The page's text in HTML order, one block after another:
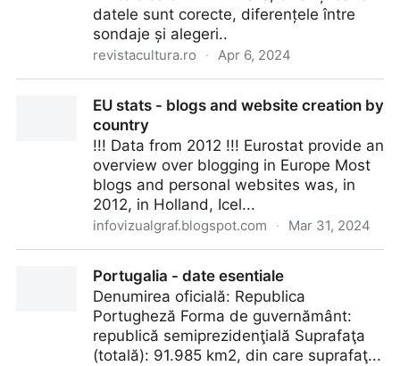
datele sunt corecte, diferențele între
sondaje și alegeri..
revistacultura.ro · Apr 6, 2024
EU stats - blogs and website creation by
country
!!! Data from 2012 !!! Eurostat provide an
overview over blogging in Europe Most
blogs and personal websites was, in
2012, in Holland, Icel...
infovizualgraf.blogspot.com · Mar 31, 2024
Portugalia - date esentiale
Denumirea oficială: Republica
Portugheză Forma de guvernământ:
republică semiprezidenţială Suprafaţa
(totală): 91.985 km2, din care suprafaţ...